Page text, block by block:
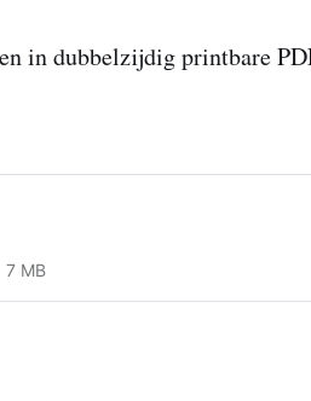
in dubbelzijdig printbare
7 MB